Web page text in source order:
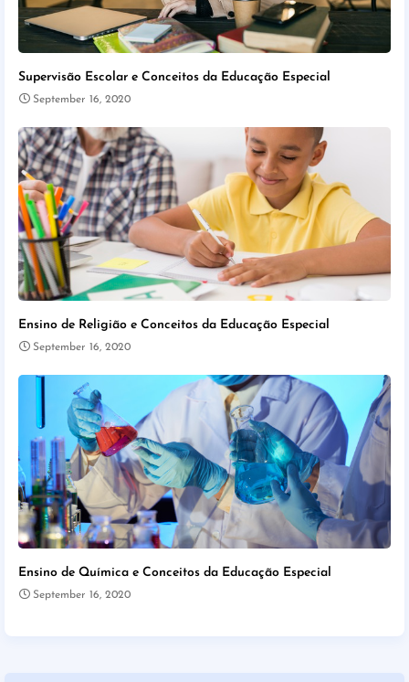
Supervisão Escolar e Conceitos da Educação Especial
September 16, 2020
Ensino de Religião e Conceitos da Educação Especial
September 16, 2020
Ensino de Química e Conceitos da Educação Especial
September 16, 2020